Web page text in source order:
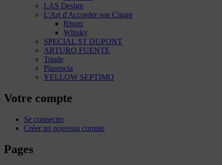
LAS Design
L'Art d'Accorder son Cigare
Rhum
Whisky
SPECIAL ST DUPONT
ARTURO FUENTE
Triade
Plasencia
YELLOW SEPTIMO
Votre compte
Se connecter
Créer un nouveau compte
Pages